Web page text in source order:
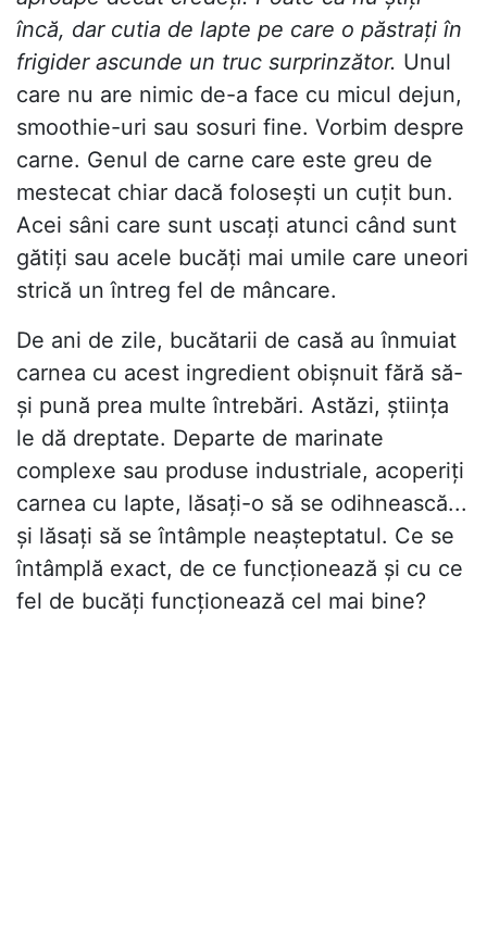
încă, dar cutia de lapte pe care o păstrați în
frigider ascunde un truc surprinzător. Unul
care nu are nimic de-a face cu micul dejun,
smoothie-uri sau sosuri fine. Vorbim despre
carne. Genul de carne care este greu de
mestecat chiar dacă folosești un cuțit bun.
Acei sâni care sunt uscați atunci când sunt
gătiți sau acele bucăți mai umile care uneori
strică un întreg fel de mâncare.
De ani de zile, bucătarii de casă au înmuiat
carnea cu acest ingredient obișnuit fără să-
și pună prea multe întrebări. Astăzi, știința
le dă dreptate. Departe de marinate
complexe sau produse industriale, acoperiți
carnea cu lapte, lăsați-o să se odihnească...
și lăsați să se întâmple neașteptatul. Ce se
întâmplă exact, de ce funcționează și cu ce
fel de bucăți funcționează cel mai bine?